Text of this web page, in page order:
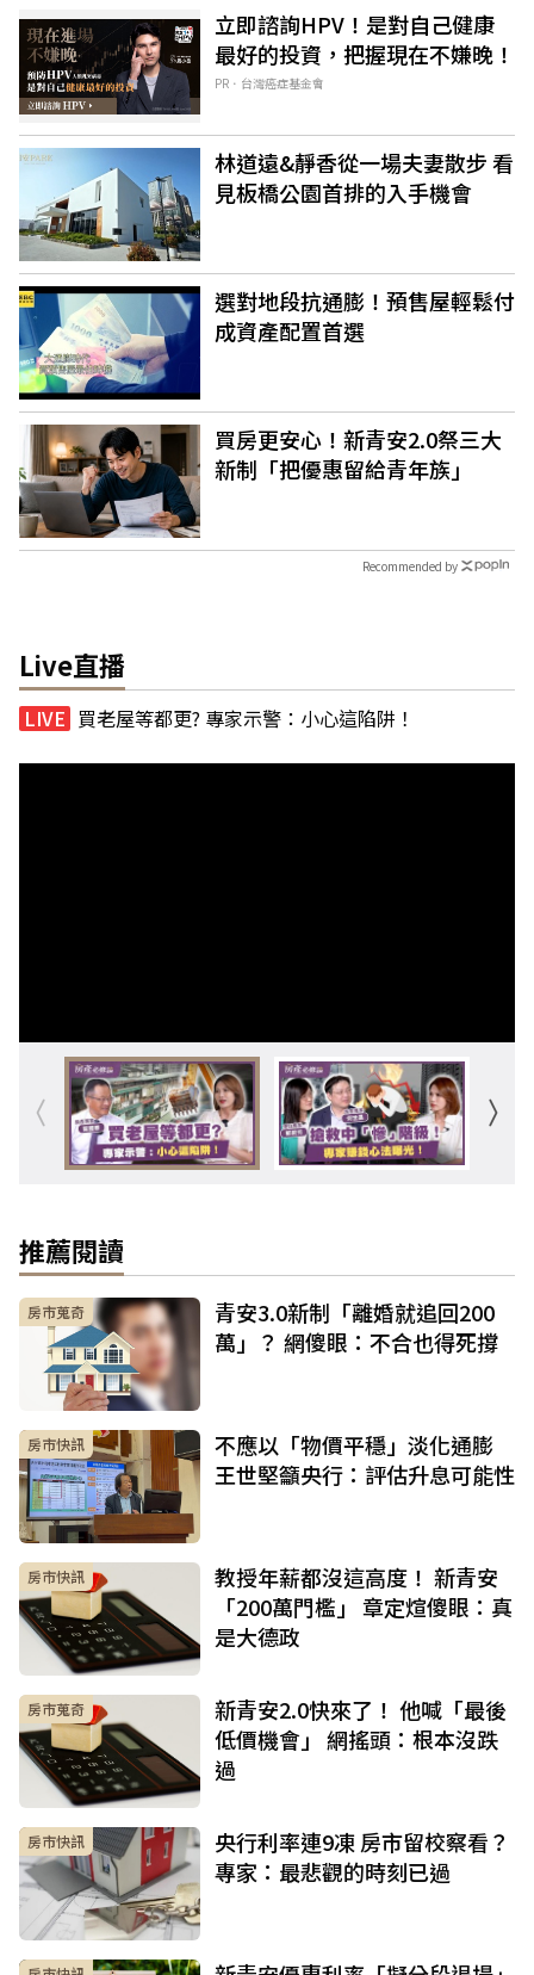
立即諮詢HPV！是對自己健康
最好的投資，把握現在不嫌晚！
PR．台灣癌症基金會
林道遠&靜香從一場夫妻散步 看
見板橋公園首排的入手機會
選對地段抗通膨！預售屋輕鬆付
成資產配置首選
買房更安心！新青安2.0祭三大
新制「把優惠留給青年族」
Recommended by
Live直播
買老屋等都更? 專家示警：小心這陷阱！
推薦閱讀
房市蒐奇
青安3.0新制「離婚就追回200
萬」？ 網傻眼：不合也得死撐
房市快訊
不應以「物價平穩」淡化通膨
王世堅籲央行：評估升息可能性
房市快訊
教授年薪都沒這高度！ 新青安
「200萬門檻」 章定煊傻眼：真
是大德政
房市蒐奇
新青安2.0快來了！ 他喊「最後
低價機會」 網搖頭：根本沒跌
過
房市快訊
央行利率連9凍 房市留校察看？
專家：最悲觀的時刻已過